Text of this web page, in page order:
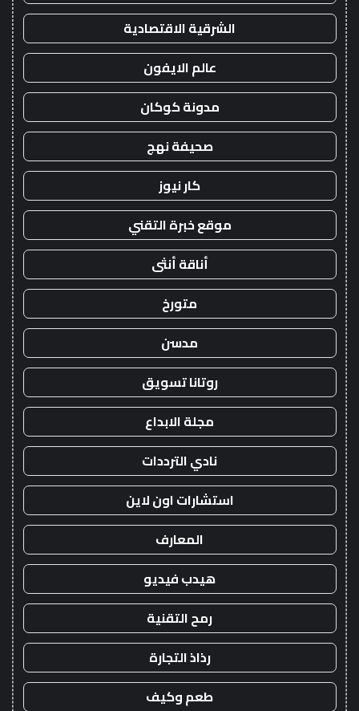
الشرقية الاقتصادية
عالم الايفون
مدونة كوكان
صحيفة نهج
كار نيوز
موقع خبرة التقني
أناقة أنثى
متورخ
مدسن
روتانا تسويق
مجلة الابداع
نادي الترددات
استشارات اون لاين
المعارف
هيدب فيديو
رمح التقنية
رذاذ التجارة
طعم وكيف